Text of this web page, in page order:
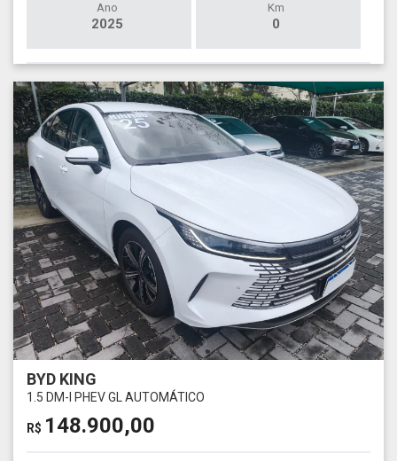
Ano
2025
Km
0
BYD KING
1.5 DM-I PHEV GL AUTOMÁTICO
R$ 148.900,00